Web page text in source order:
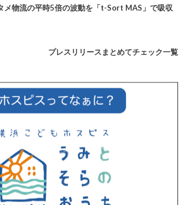
メ物流の平時5倍の波動を「t-Sort MAS」で吸収
プレスリリースまとめてチェック一覧